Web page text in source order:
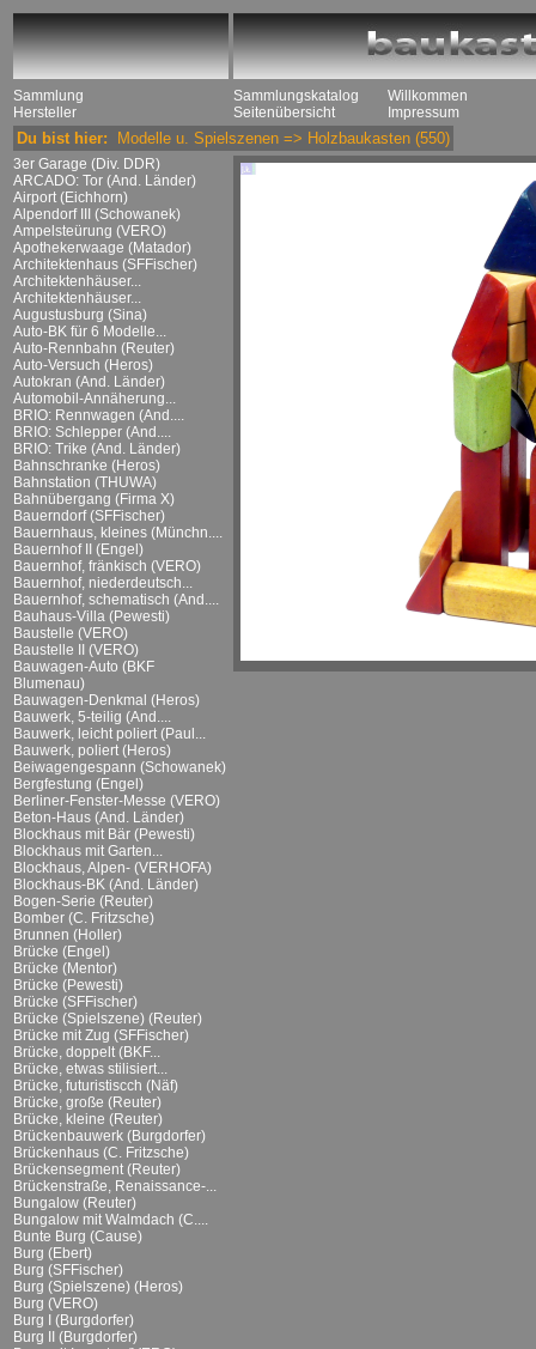
Sammlung
Hersteller
Sammlungskatalog
Seitenübersicht
Willkommen
Impressum
Du bist hier: Modelle u. Spielszenen => Holzbaukasten (550)
3er Garage (Div. DDR)
ARCADO: Tor (And. Länder)
Airport (Eichhorn)
Alpendorf III (Schowanek)
Ampelsteürung (VERO)
Apothekerwaage (Matador)
Architektenhaus (SFFischer)
Architektenhäuser...
Architektenhäuser...
Augustusburg (Sina)
Auto-BK für 6 Modelle...
Auto-Rennbahn (Reuter)
Auto-Versuch (Heros)
Autokran (And. Länder)
Automobil-Annäherung...
BRIO: Rennwagen (And....
BRIO: Schlepper (And....
BRIO: Trike (And. Länder)
Bahnschranke (Heros)
Bahnstation (THUWA)
Bahnübergang (Firma X)
Bauerndorf (SFFischer)
Bauernhaus, kleines (Münchn....
Bauernhof II (Engel)
Bauernhof, fränkisch (VERO)
Bauernhof, niederdeutsch...
Bauernhof, schematisch (And....
Bauhaus-Villa (Pewesti)
Baustelle (VERO)
Baustelle II (VERO)
Bauwagen-Auto (BKF
Blumenau)
Bauwagen-Denkmal (Heros)
Bauwerk, 5-teilig (And....
Bauwerk, leicht poliert (Paul...
Bauwerk, poliert (Heros)
Beiwagengespann (Schowanek)
Bergfestung (Engel)
Berliner-Fenster-Messe (VERO)
Beton-Haus (And. Länder)
Blockhaus mit Bär (Pewesti)
Blockhaus mit Garten...
Blockhaus, Alpen- (VERHOFA)
Blockhaus-BK (And. Länder)
Bogen-Serie (Reuter)
Bomber (C. Fritzsche)
Brunnen (Holler)
Brücke (Engel)
Brücke (Mentor)
Brücke (Pewesti)
Brücke (SFFischer)
Brücke (Spielszene) (Reuter)
Brücke mit Zug (SFFischer)
Brücke, doppelt (BKF...
Brücke, etwas stilisiert...
Brücke, futuristiscch (Näf)
Brücke, große (Reuter)
Brücke, kleine (Reuter)
Brückenbauwerk (Burgdorfer)
Brückenhaus (C. Fritzsche)
Brückensegment (Reuter)
Brückenstraße, Renaissance-...
Bungalow (Reuter)
Bungalow mit Walmdach (C....
Bunte Burg (Cause)
Burg (Ebert)
Burg (SFFischer)
Burg (Spielszene) (Heros)
Burg (VERO)
Burg I (Burgdorfer)
Burg II (Burgdorfer)